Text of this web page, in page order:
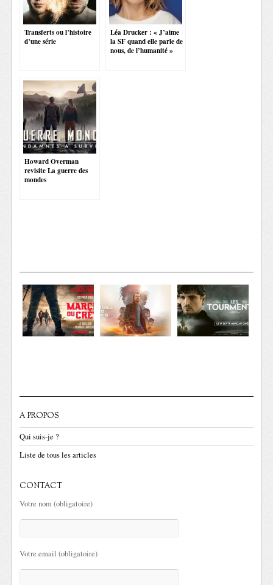
Transferts ou l’histoire
d’une série
Léa Drucker : « J’aime
la SF quand elle parle de
nous, de l’humanité »
Howard Overman
revisite La guerre des
mondes
A PROPOS
Qui suis-je ?
Liste de tous les articles
CONTACT
Votre nom (obligatoire)
Votre email (obligatoire)